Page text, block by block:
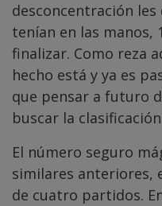
desconcentración
tenían en las manos,
finalizar. Como reza
hecho está y ya es
que pensar a futuro
buscar la
El número seguro
similares anteriores,
de cuatro partidos.